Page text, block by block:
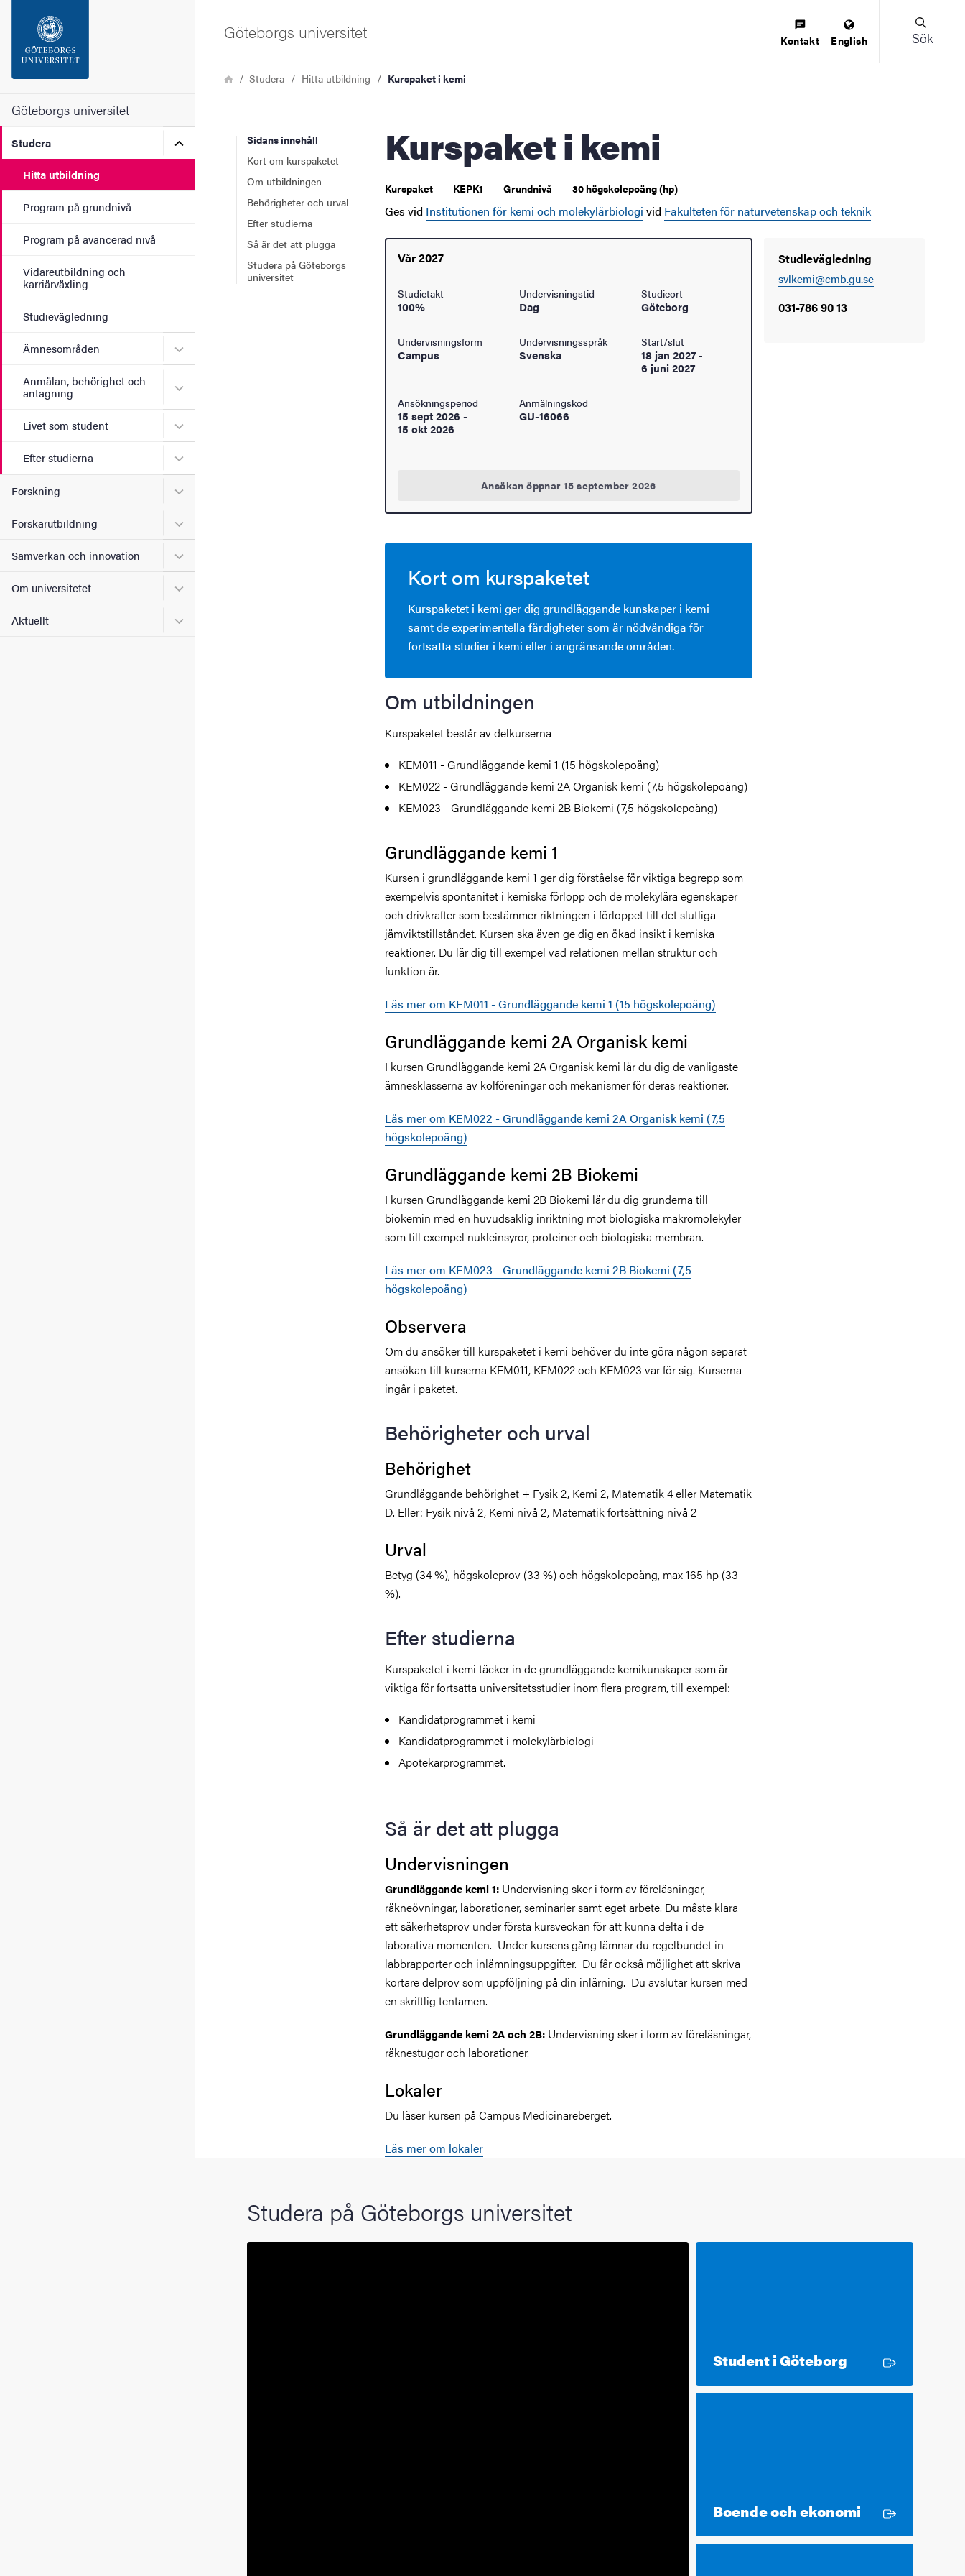
Sidfoten
Om webbplatsen
Göteborgs universitet
Studera Undermeny för Studera
Hitta utbildning
Program på grundnivå
Program på avancerad nivå
Vidareutbildning och
karriärväxling
Studievägledning
Ämnesområden Undermeny för Ämnesområden
Anmälan, behörighet och
antagning
Undermeny för Anmälan, behörighet och antagning
Livet som student Undermeny för Livet som student
Efter studierna Undermeny för Efter studierna
Forskning Undermeny för Forskning
Forskarutbildning Undermeny för Forskarutbildning
Samverkan och innovation Undermeny för Samverkan och innovation
Om universitetet Undermeny för Om universitetet
Aktuellt Undermeny för Aktuellt
Göteborgs universitet Kontakt English Sök
LänkstigHemStudera Hitta utbildning Kurspaket i kemi
Sidans innehåll
Kort om kurspaketet
Om utbildningen
Behörigheter och urval
Efter studierna
Så är det att plugga
Studera på Göteborgs
universitet
Kurspaket i kemi
Kurspaket KEPK1 Grundnivå 30 högskolepoäng (hp)
Ges vid Institutionen för kemi och molekylärbiologi vid Fakulteten för naturvetenskap och teknik
Vår 2027
Studietakt
100%
Undervisningstid
Dag
Studieort
Göteborg
Undervisningsform
Campus
Undervisningsspråk
Svenska
Start/slut
18 jan 2027-
6 juni 2027
Ansökningsperiod
15 sept 2026 -
15 okt 2026
Anmälningskod
GU-16066
Ansökan öppnar 15 september 2026
Kort om kurspaketet
Kurspaketet i kemi ger dig grundläggande kunskaper i kemi
samt de experimentella färdigheter som är nödvändiga för
fortsatta studier i kemi eller i angränsande områden.
Studievägledning
svlkemi@cmb.gu.se
031-786 90 13
Om utbildningen
Kurspaketet består av delkurserna
KEM011 - Grundläggande kemi 1 (15 högskolepoäng)
KEM022 - Grundläggande kemi 2A Organisk kemi (7,5 högskolepoäng)
KEM023 - Grundläggande kemi 2B Biokemi (7,5 högskolepoäng)
Grundläggande kemi 1
Kursen i grundläggande kemi 1 ger dig förståelse för viktiga begrepp som
exempelvis spontanitet i kemiska förlopp och de molekylära egenskaper
och drivkrafter som bestämmer riktningen i förloppet till det slutliga
jämviktstillståndet. Kursen ska även ge dig en ökad insikt i kemiska
reaktioner. Du lär dig till exempel vad relationen mellan struktur och
funktion är.
Läs mer om KEM011 - Grundläggande kemi 1 (15 högskolepoäng)
Grundläggande kemi 2A Organisk kemi
I kursen Grundläggande kemi 2A Organisk kemi lär du dig de vanligaste
ämnesklasserna av kolföreningar och mekanismer för deras reaktioner.
Läs mer om KEM022 - Grundläggande kemi 2A Organisk kemi (7,5
högskolepoäng)
Grundläggande kemi 2B Biokemi
I kursen Grundläggande kemi 2B Biokemi lär du dig grunderna till
biokemin med en huvudsaklig inriktning mot biologiska makromolekyler
som till exempel nukleinsyror, proteiner och biologiska membran.
Läs mer om KEM023 - Grundläggande kemi 2B Biokemi (7,5
högskolepoäng)
Observera
Om du ansöker till kurspaketet i kemi behöver du inte göra någon separat
ansökan till kurserna KEM011, KEM022 och KEM023 var för sig. Kurserna
ingår i paketet.
Behörigheter och urval
Behörighet
Grundläggande behörighet + Fysik 2, Kemi 2, Matematik 4 eller Matematik
D. Eller: Fysik nivå 2, Kemi nivå 2, Matematik fortsättning nivå 2
Urval
Betyg (34 %), högskoleprov (33 %) och högskolepoäng, max 165 hp (33
%).
Efter studierna
Kurspaketet i kemi täcker in de grundläggande kemikunskaper som är
viktiga för fortsatta universitetsstudier inom flera program, till exempel:
Kandidatprogrammet i kemi
Kandidatprogrammet i molekylärbiologi
Apotekarprogrammet.
Så är det att plugga
Undervisningen
Grundläggande kemi 1: Undervisning sker i form av föreläsningar,
räkneövningar, laborationer, seminarier samt eget arbete. Du måste klara
ett säkerhetsprov under första kursveckan för att kunna delta i de
laborativa momenten. Under kursens gång lämnar du regelbundet in
labbrapporter och inlämningsuppgifter. Du får också möjlighet att skriva
kortare delprov som uppföljning på din inlärning. Du avslutar kursen med
en skriftlig tentamen.
Grundläggande kemi 2A och 2B: Undervisning sker i form av föreläsningar,
räknestugor och laborationer.
Lokaler
Du läser kursen på Campus Medicinareberget.
Läs mer om lokaler
Studera på Göteborgs universitet
Student i Göteborg Extern länk
Boende och ekonomi Extern länk